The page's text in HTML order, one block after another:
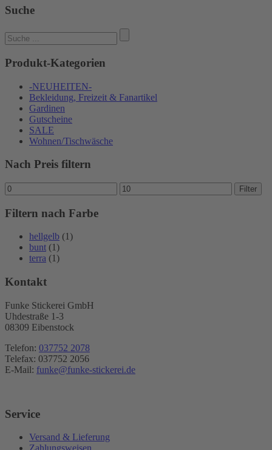
Suche
Suchen
nach:
Produkt-Kategorien
-NEUHEITEN-
Bekleidung, Freizeit & Fanartikel
Gardinen
Gutscheine
SALE
Wohnen/Tischwäsche
Nach Preis filtern
Min.
Preis
Max.
Preis
Filter
Filtern nach Farbe
hellgelb (1)
bunt (1)
terra (1)
Kontakt
Funke Stickerei GmbH
Uhdestraße 1-3
08309 Eibenstock
Telefon: 037752 2078
Telefax: 037752 2056
E-Mail: funke@funke-stickerei.de
Service
Versand & Lieferung